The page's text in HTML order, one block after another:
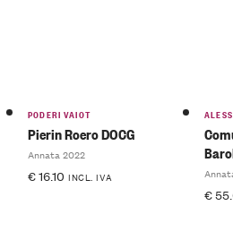
PODERI VAIOT
Pierin Roero DOCG
Annata 2022
€16.10 INCL. IVA
€